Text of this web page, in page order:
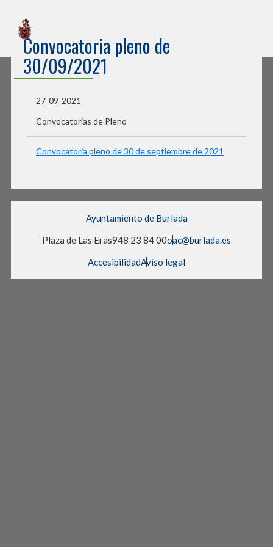
Ayuntamiento de Burlada
Convocatoria pleno de
30/09/2021
27-09-2021
Convocatorias de Pleno
Convocatoria pleno de 30 de septiembre de 2021
Ayuntamiento de Burlada
Plaza de Las Eras948 23 84 00oac@burlada.es
AccesibilidadAviso legal